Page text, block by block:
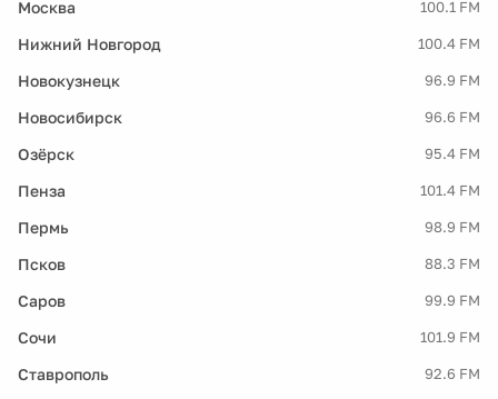
Москва 100.1 FM
Нижний Новгород 100.4 FM
Новокузнецк 96.9 FM
Новосибирск 96.6 FM
Озёрск 95.4 FM
Пенза 101.4 FM
Пермь 98.9 FM
Псков 88.3 FM
Саров 99.9 FM
Сочи 101.9 FM
Ставрополь 92.6 FM